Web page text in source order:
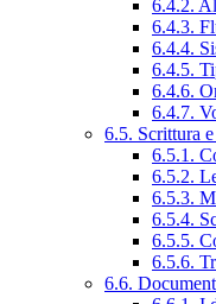
6.4.2.
6.4.3.
6.4.4.
6.4.5.
6.4.6.
6.4.7.
6.5. Scrittura
6.5.1.
6.5.2.
6.5.3.
6.5.4.
6.5.5.
6.5.6.
6.6.